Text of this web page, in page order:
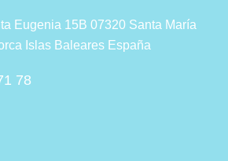
Eugenia 15B 07320 Santa María
Islas Baleares España
78